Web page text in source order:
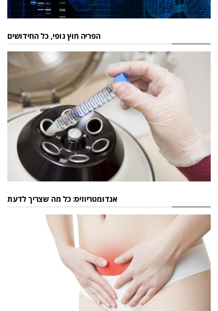
הפריה חוץ גופי, כל החידושים
אנדומטריוזיס: כל מה שצריך לדעת